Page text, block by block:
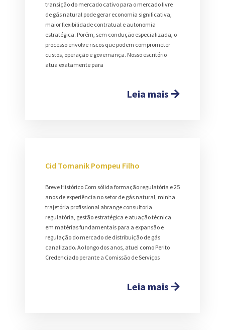
transição do mercado cativo para o mercado livre
de gás natural pode gerar economia significativa,
maior flexibilidade contratual e autonomia
estratégica. Porém, sem condução especializada, o
processo envolve riscos que podem comprometer
custos, operação e governança. Nosso escritório
atua exatamente para
Leia mais
Cid Tomanik Pompeu Filho
Breve Histórico Com sólida formação regulatória e 25
anos de experiência no setor de gás natural, minha
trajetória profissional abrange consultoria
regulatória, gestão estratégica e atuação técnica
em matérias fundamentais para a expansão e
regulação do mercado de distribuição de gás
canalizado. Ao longo dos anos, atuei como Perito
Credenciado perante a Comissão de Serviços
Leia mais